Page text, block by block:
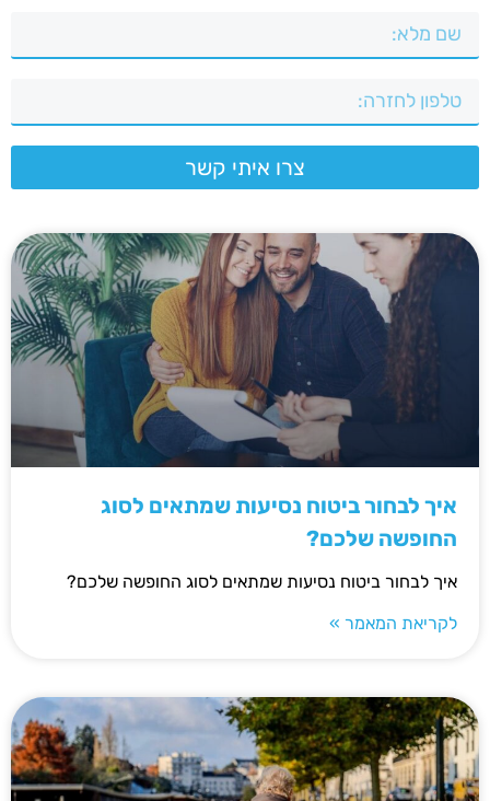
צרו איתי קשר
איך לבחור ביטוח נסיעות שמתאים לסוג
החופשה שלכם?
איך לבחור ביטוח נסיעות שמתאים לסוג החופשה שלכם?
לקריאת המאמר »